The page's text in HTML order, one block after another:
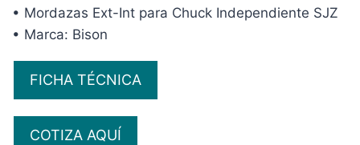
• Mordazas Ext-Int para Chuck Independiente SJZ
• Marca: Bison
FICHA TÉCNICA
COTIZA AQUÍ